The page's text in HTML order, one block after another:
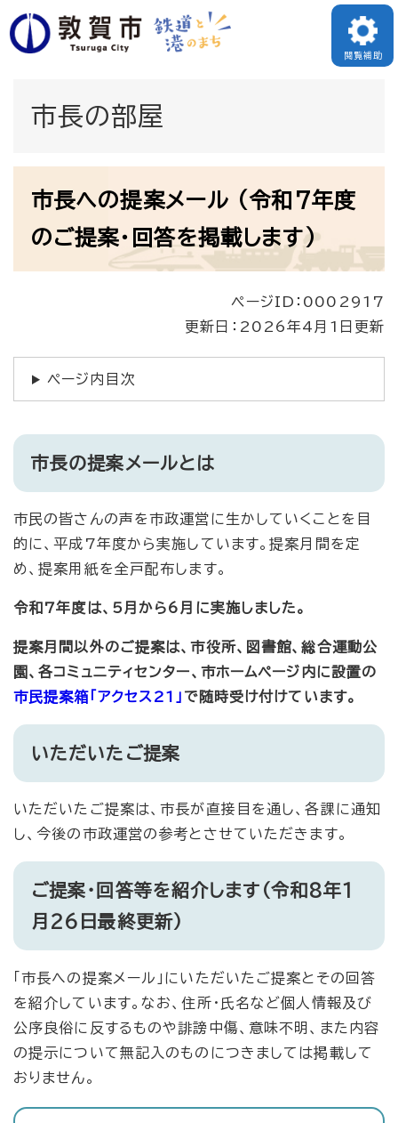
ペ
ー
頭
メニューを飛ばして本文へ
閲覧補助
市長の部屋
市長への提案メール （令和7年度
のご提案・回答を掲載します）
ページID：0002917
更新日：2026年4月1日更新
ページ内目次
市長の提案メールとは
市民の皆さんの声を市政運営に生かしていくことを目
的に、平成7年度から実施しています。提案月間を定
め、提案用紙を全戸配布します。
令和7年度は、5月から6 月に実施しました。
提案月間以外のご提案は、市役所、図書館、総合運動公
園、各コミュニティセンター、市ホームページ内に設置の
市民提案箱「アクセス21」 で随時受け付けています。
いただいたご提案
いただいたご提案は、市長が直接目を通し、各課に通知
し、今後の市政運営の参考とさせていただきます。
ご提案・回答等を紹介します（令和8年1
月26日最終更新）
「市長への提案メール」にいただいたご提案とその回答
を紹介しています。なお、住所・氏名など個人情報及び
公序良俗に反するものや誹謗中傷、意味不明、また内容
の提示について無記入のものにつきましては掲載して
おりません。